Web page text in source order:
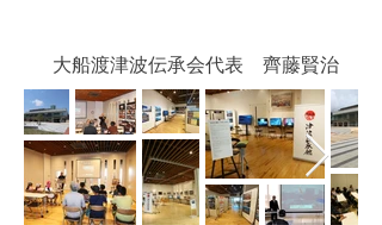
大船渡津波伝承会代表 齊藤賢治